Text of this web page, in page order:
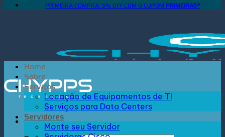
PRIMEIRA COMPRA: 5% OFF COM O CUPOM PRIMEIRA5*
Home
Sobre
Serviços
Locação de Equipamentos de TI
Serviços para Data Centers
Servidores
Monte seu Servidor